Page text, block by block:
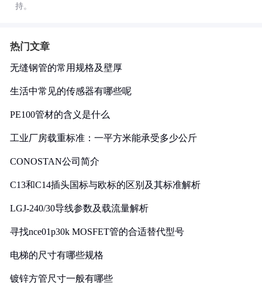
持。
热门文章
无缝钢管的常用规格及壁厚
生活中常见的传感器有哪些呢
PE100管材的含义是什么
工业厂房载重标准：一平方米能承受多少公斤
CONOSTAN公司简介
C13和C14插头国标与欧标的区别及其标准解析
LGJ-240/30导线参数及载流量解析
寻找nce01p30k MOSFET管的合适替代型号
电梯的尺寸有哪些规格
镀锌方管尺寸一般有哪些